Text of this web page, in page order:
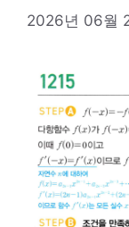
2026년 06월